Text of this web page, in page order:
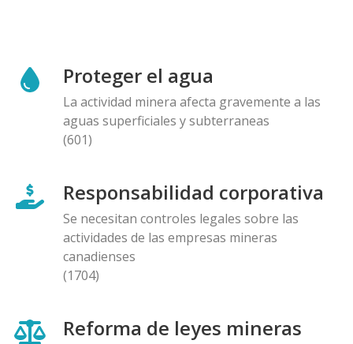
Proteger el agua
La actividad minera afecta gravemente a las
aguas superficiales y subterraneas
(601)
Responsabilidad corporativa
Se necesitan controles legales sobre las
actividades de las empresas mineras
canadienses
(1704)
Reforma de leyes mineras